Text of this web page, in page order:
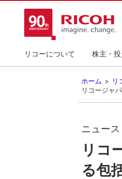
リコーについて 株主・
ホーム リ
リコージャ
ニュー
リコ
る包